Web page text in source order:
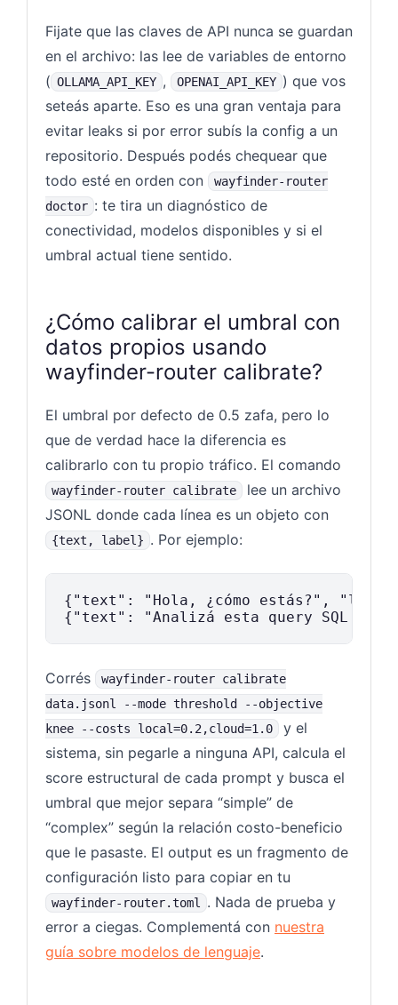
Fijate que las claves de API nunca se guardan
en el archivo: las lee de variables de entorno
( OLLAMA_API_KEY , OPENAI_API_KEY ) que vos
seteás aparte. Eso es una gran ventaja para
evitar leaks si por error subís la config a un
repositorio. Después podés chequear que
todo esté en orden con
wayfinder-router
doctor : te tira un diagnóstico de
conectividad, modelos disponibles y si el
umbral actual tiene sentido.
¿Cómo calibrar el umbral con
datos propios usando
wayfinder-router calibrate?
El umbral por defecto de 0.5 zafa, pero lo
que de verdad hace la diferencia es
calibrarlo con tu propio tráfico. El comando
wayfinder-router calibrate
lee un archivo
JSONL donde cada línea es un objeto con
{text, label} . Por ejemplo:
{"text": "Hola, ¿cómo estás?",
Corrés
wayfinder-router calibrate
data.jsonl --mode threshold --objective
knee --costs local=0.2,cloud=1.0
y el
sistema, sin pegarle a ninguna API, calcula el
score estructural de cada prompt y busca el
umbral que mejor separa “simple” de
“complex” según la relación costo-beneficio
que le pasaste. El output es un fragmento de
configuración listo para copiar en tu
wayfinder-router.toml
. Nada de prueba y
error a ciegas. Complementá con nuestra
guía sobre modelos de lenguaje.